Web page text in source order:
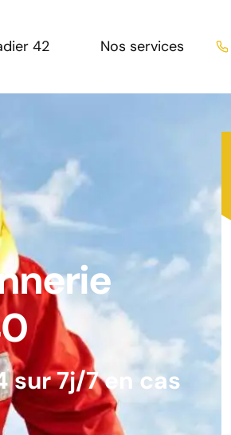
42 Nos services
sur 7j/7 en cas